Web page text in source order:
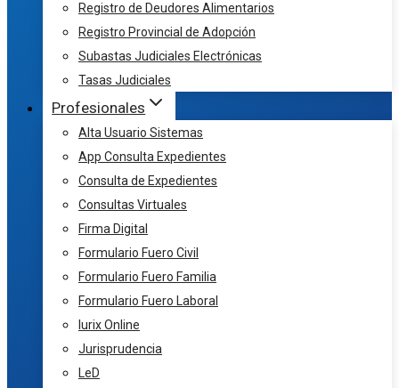
Registro de Deudores Alimentarios
Registro Provincial de Adopción
Subastas Judiciales Electrónicas
Tasas Judiciales
Profesionales
Alta Usuario Sistemas
App Consulta Expedientes
Consulta de Expedientes
Consultas Virtuales
Firma Digital
Formulario Fuero Civil
Formulario Fuero Familia
Formulario Fuero Laboral
Iurix Online
Jurisprudencia
LeD